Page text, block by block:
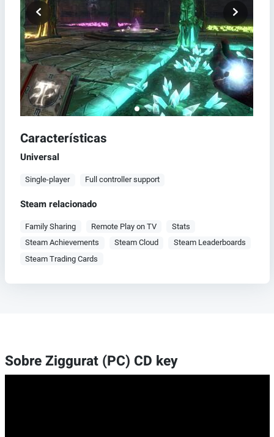
Características
Universal
Single-player Full controller support
Steam relacionado
Family Sharing Remote Play on TV
Stats
Steam Achievements
Steam Cloud
Steam Leaderboards
Steam Trading Cards
Sobre Ziggurat (PC) CD key